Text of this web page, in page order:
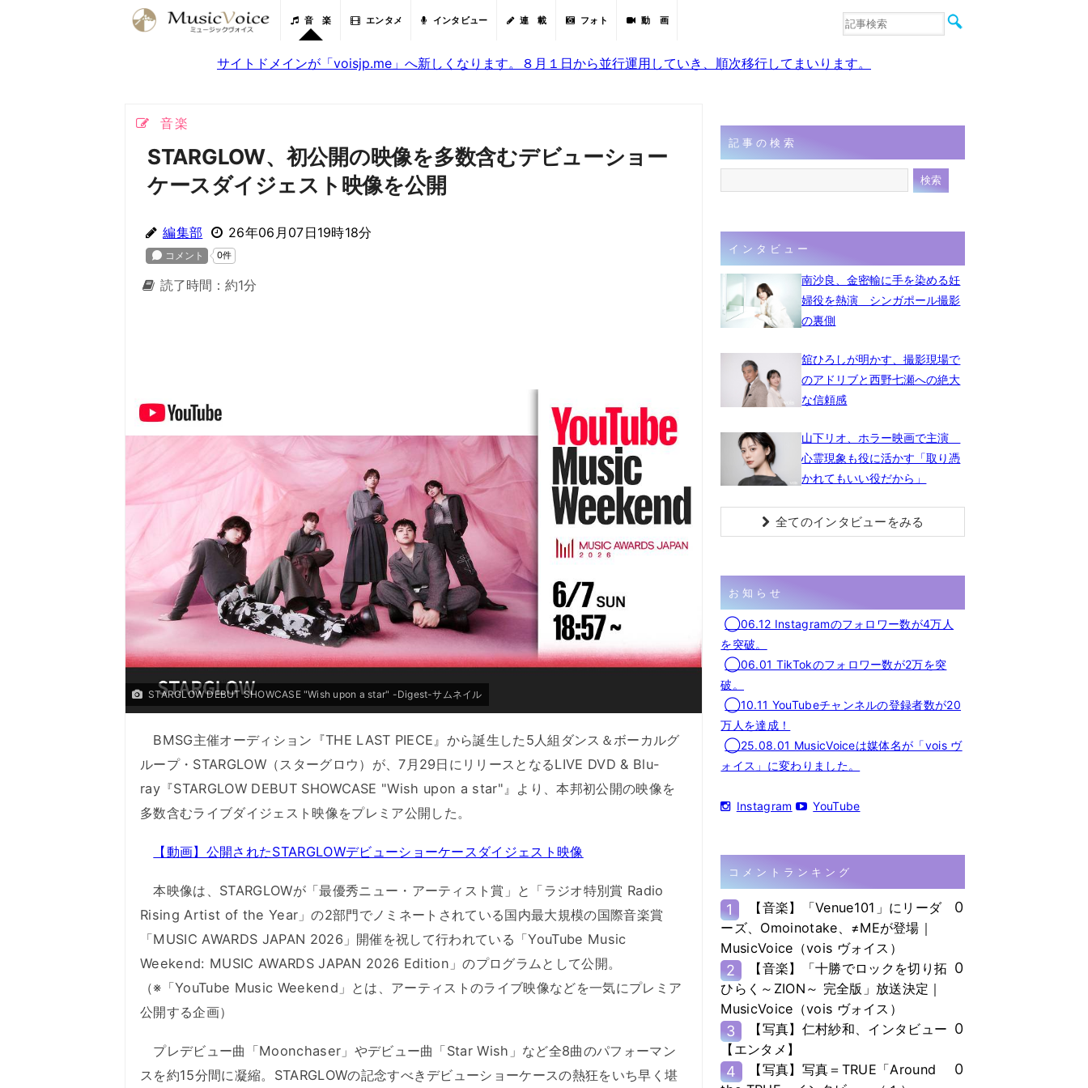
音 楽 エンタメ インタビュー 連 載 フォト 動 画
音楽
サイトドメインが「voisjp.me」へ新しくなります。８月１日から並行運用していき、順次移行してまいります。
音楽
STARGLOW、初公開の映像を多数含むデビューショー
ケースダイジェスト映像を公開
編集部 26年06月07日19時18分
読了時間：約1分
STARGLOW DEBUT SHOWCASE "Wish upon a star" -Digest-サムネイル
BMSG主催オーディション『THE LAST PIECE』から誕生した5人組ダンス＆ボーカルグ
ループ・STARGLOW（スターグロウ）が、7月29日にリリースとなるLIVE DVD & Blu-
ray『STARGLOW DEBUT SHOWCASE "Wish upon a star"』より、本邦初公開の映像を
多数含むライブダイジェスト映像をプレミア公開した。
【動画】公開されたSTARGLOWデビューショーケースダイジェスト映像
本映像は、STARGLOWが「最優秀ニュー・アーティスト賞」と「ラジオ特別賞 Radio
Rising Artist of the Year」の2部門でノミネートされている国内最大規模の国際音楽賞
「MUSIC AWARDS JAPAN 2026」開催を祝して行われている「YouTube Music
Weekend: MUSIC AWARDS JAPAN 2026 Edition」のプログラムとして公開。
（※「YouTube Music Weekend」とは、アーティストのライブ映像などを一気にプレミア
公開する企画）
プレデビュー曲「Moonchaser」やデビュー曲「Star Wish」など全8曲のパフォーマン
スを約15分間に凝縮。STARGLOWの記念すべきデビューショーケースの熱狂をいち早く堪
記事の検索
インタビュー
南沙良、金密輸に手を染める妊
婦役を熱演 シンガポール撮影
の裏側
舘ひろしが明かす、撮影現場で
のアドリブと西野七瀬への絶大
な信頼感
山下リオ、ホラー映画で主演
心霊現象も役に活かす「取り憑
かれてもいい役だから」
全てのインタビューをみる
お知らせ
◯06.12 Instagramのフォロワー数が4万人
を突破。
◯06.01 TikTokのフォロワー数が2万を突
破。
◯10.11 YouTubeチャンネルの登録者数が20
万人を達成！
◯25.08.01 MusicVoiceは媒体名が「vois ヴ
ォイス」に変わりました。
Instagram YouTube
コメントランキング
1
【音楽】「Venue101」にリーダ
ーズ、Omoinotake、≠MEが登場｜
MusicVoice（vois ヴォイス）
0
2
【音楽】「十勝でロックを切り拓
ひらく～ZION～ 完全版」放送決定｜
MusicVoice（vois ヴォイス）
0
3
【写真】仁村紗和、インタビュー
【エンタメ】
0
4
【写真】写真＝TRUE「Around
0